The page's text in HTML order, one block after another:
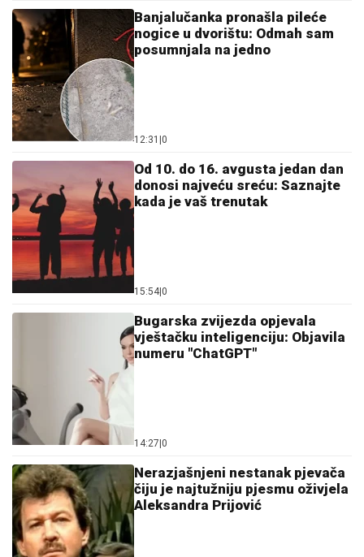
Banjalučanka pronašla pileće
nogice u dvorištu: Odmah sam
posumnjala na jedno
12:31 0
Od 10. do 16. avgusta jedan dan
donosi najveću sreću: Saznajte
kada je vaš trenutak
15:54 0
Bugarska zvijezda opjevala
vještačku inteligenciju: Objavila
numeru "ChatGPT"
14:27 0
Nerazjašnjeni nestanak pjevača
čiju je najtužniju pjesmu oživjela
Aleksandra Prijović